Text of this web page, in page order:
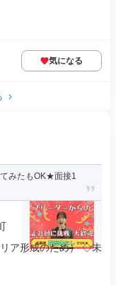
気になる
みたもOK★面接1
ア形成のため） ◇未